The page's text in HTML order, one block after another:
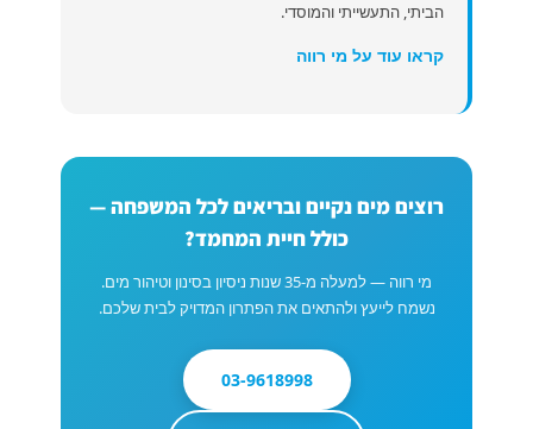
הביתי, התעשייתי והמוסדי.
קראו עוד על מי רווה
רוצים מים נקיים ובריאים לכל המשפחה —
כולל חיית המחמד?
מי רווה — למעלה מ-35 שנות ניסיון בסינון וטיהור מים.
נשמח לייעץ ולהתאים את הפתרון המדויק לבית שלכם.
03-9618998